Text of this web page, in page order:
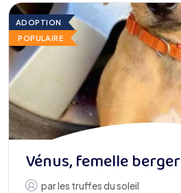
ADOPTION
POPULAIRE
Vénus, femelle berger
parles truffes du soleil